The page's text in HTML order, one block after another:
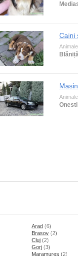
Caini
Arad (6)
Brasov (2)
Cluj (2)
Gorj (3)
Maramures (2)